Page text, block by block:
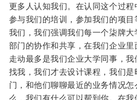
更多人认知我们。在认同这个过
参与我们的培训，参加我们的项目
我们，我们强调我们每一个柒牌
部门的协作和共享，在我们企业里
走动最多是我们企业大学同事，
找我，我们才去设计课程，我们是
门，和他们聊聊最近的业务情况
么，我们有什么可以帮到你。在